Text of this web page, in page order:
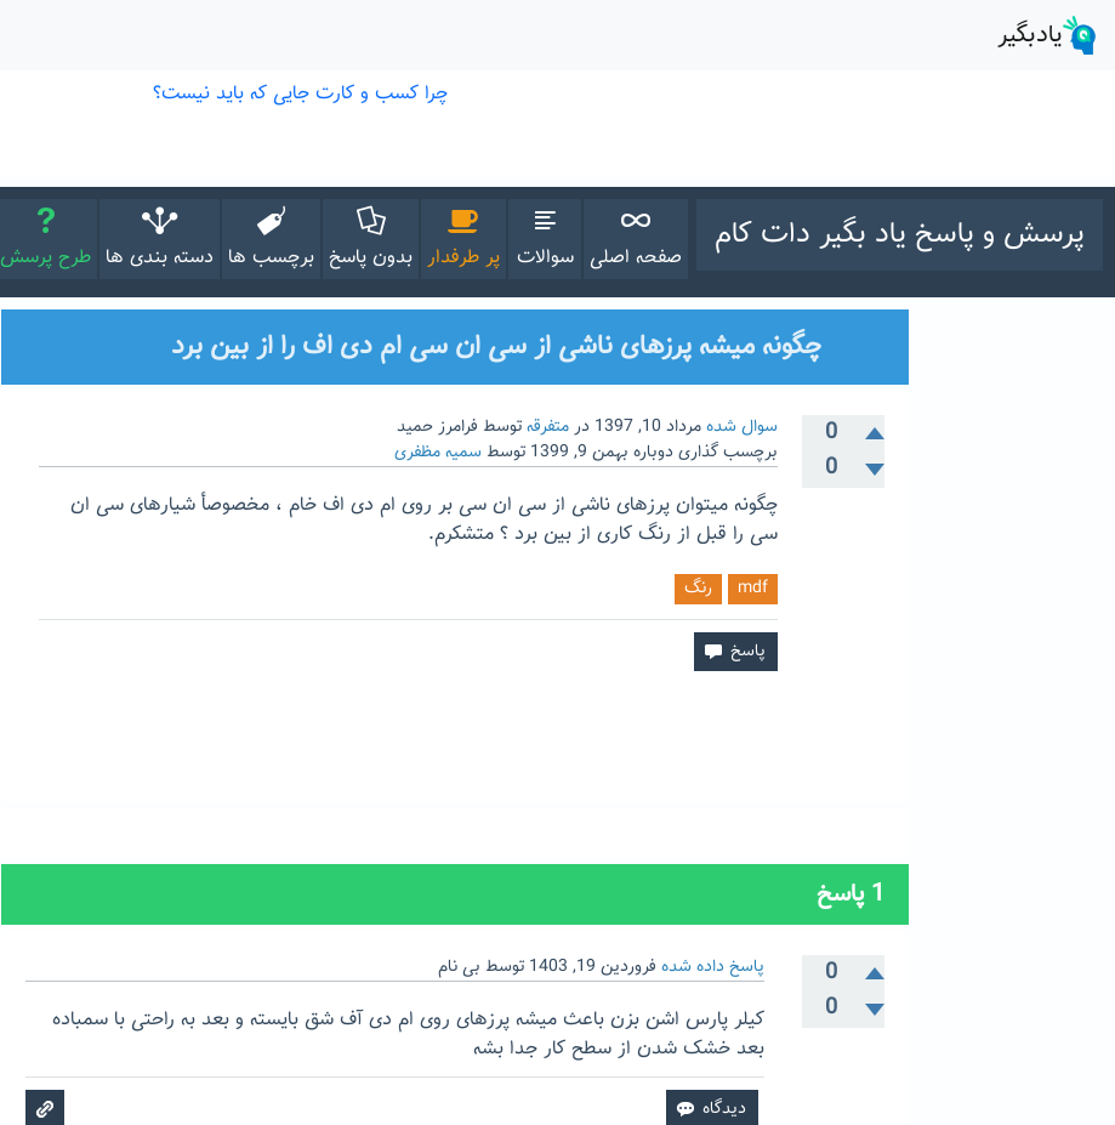
پرسش و پاسخ یاد بگیر دات کام
صفحه اصلی سوالات پر طرفدار بدون پاسخ برچسب ها دسته بندی ها طرح پرسش
چگونه میشه پرزهای ناشی از سی ان سی ام دی اف را از بین برد
0
0
سوال شدهمرداد 10, 1397 درمتفرقهتوسط فرامرز حمید
برچسب گذاری دوباره بهمن 9, 1399 توسط سمیه مظفری
چگونه میتوان پرزهای ناشی از سی ان سی بر روی ام دی اف خام ، مخصوصأ شیارهای سی ان
سی را قبل از رنگ کاری از بین برد ؟ متشکرم.
mdf رنگ
1پاسخ
0
0
پاسخ داده شده فروردین 19, 1403 توسط بی نام
کیلر پارس اشن بزن باعث میشه پرزهای روی ام دی آف شق بایسته و بعد به راحتی با سمباده
بعد خشک شدن از سطح کار جدا بشه